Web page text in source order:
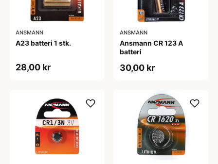
ANSMANN
A23 batteri 1 stk.
28,00 kr
ANSMANN
Ansmann CR 123 A
batteri
30,00 kr